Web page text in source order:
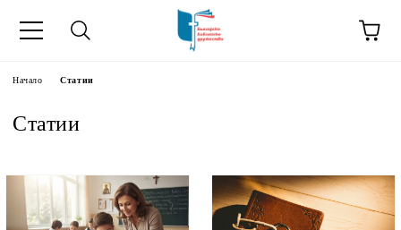
Начало Статии
Статии